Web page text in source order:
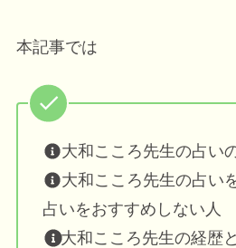
本記事では
大和こころ先生の占い
大和こころ先生の占い
占いをおすすめしない人
大和こころ先生の経歴